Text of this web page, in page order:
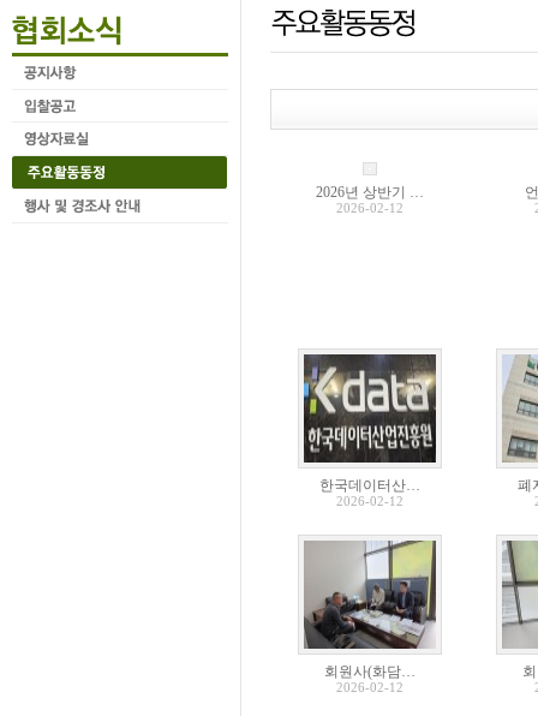
2026년 상반기 …
2026-02-12
한국데이터산…
2026-02-12
폐
회원사(화담…
2026-02-12